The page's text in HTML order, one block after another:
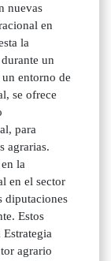
nuevas
en
la
un
entorno de
se ofrece
para
agrarias.
la
en el sector
diputaciones
Estos
Estrategia
agrario